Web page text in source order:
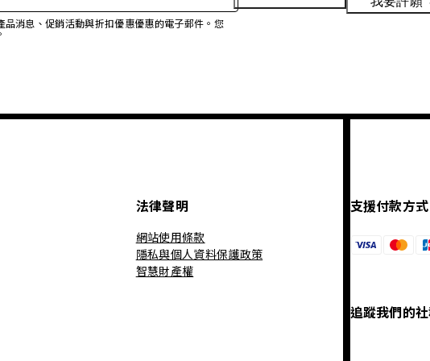
消息、促銷活動與折扣優惠優惠的電子郵件。您
法律聲明
網站使用條款
隱私與個人資料保護政策
智慧財產權
支援付款方式
追蹤我們的